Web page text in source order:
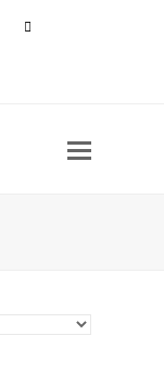
Open